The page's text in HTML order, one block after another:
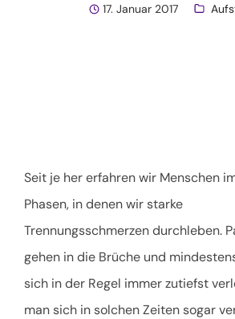
17. Januar 2017
Seit je her erfahren wir Menschen
Phasen, in denen wir starke
Trennungsschmerzen durchleben.
gehen in die Brüche und
sich in der Regel immer zutiefst
man sich in solchen Zeiten sogar